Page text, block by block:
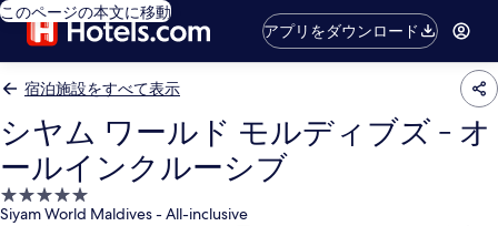
このページの本文に移動
アプリをダウンロード
宿泊施設をすべて表示
シヤム ワールド モルディブズ - オ
ールインクルーシブ
5.0
つ
Siyam World Maldives - All-inclusive